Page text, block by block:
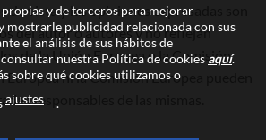
de vista y las opiniones expresadas son
del autor o autores y no reflejan
de la Unión Europea o la Comisión
Europea ni la Comisión Europea pueden
responsables de las mismas.
propias y de terceros para mejorar
mostrarle publicidad relacionada con sus
el análisis de sus hábitos de
consultar nuestra Política de cookies aquí.
sobre qué cookies utilizamos o
ajustes .